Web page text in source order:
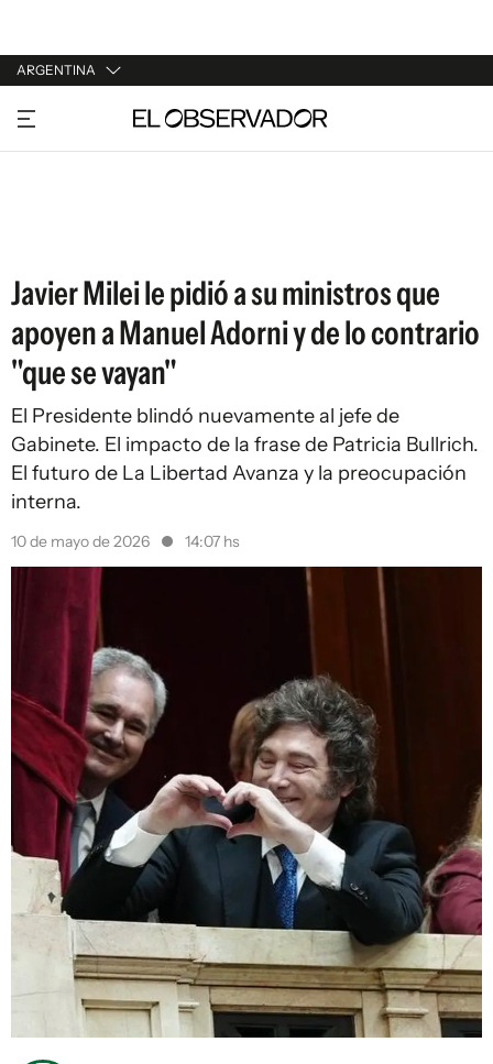
ARGENTINA
URUGUAY
ARGENTINA
Javier Milei le pidió a su ministros que
apoyen a Manuel Adorni y de lo contrario
"que se vayan"
El Presidente blindó nuevamente al jefe de
Gabinete. El impacto de la frase de Patricia Bullrich.
El futuro de La Libertad Avanza y la preocupación
interna.
10 de mayo de 2026 14:07 hs